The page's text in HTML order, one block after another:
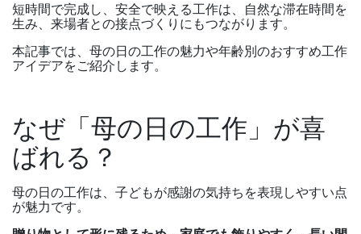
短時間で完成し、安全で映える工作は、自然な滞在時間を
生み、来場者との接点づくりにもつながります。
本記事では、母の日の工作の魅力や年齢別のおすすめ工作
アイデアをご紹介します。
なぜ「母の日の工作」が喜
ばれる？
母の日の工作は、子どもが感謝の気持ちを表現しやすい点
が魅力です。